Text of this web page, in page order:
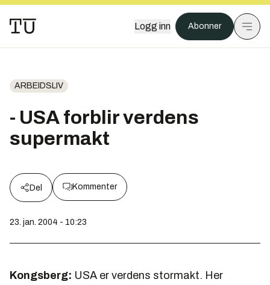
Logg inn Abonner
ARBEIDSLIV
- USA forblir verdens
supermakt
Del Kommenter
23. jan. 2004 - 10:23
Kongsberg: USA er verdens stormakt. Her